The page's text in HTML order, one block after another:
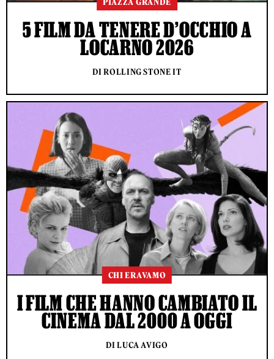
PIAZZA GRANDE
5 FILM DA TENERE D’OCCHIO A
LOCARNO 2026
DI ROLLING STONE IT
CHI ERAVAMO
I FILM CHE HANNO CAMBIATO IL
CINEMA DAL 2000 A OGGI
DI LUCA AVIGO